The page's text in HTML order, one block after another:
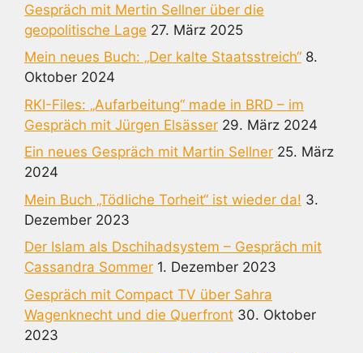
Gespräch mit Mertin Sellner über die
geopolitische Lage 27. März 2025
Mein neues Buch: „Der kalte Staatsstreich“ 8.
Oktober 2024
RKI-Files: „Aufarbeitung“ made in BRD – im
Gespräch mit Jürgen Elsässer 29. März 2024
Ein neues Gespräch mit Martin Sellner 25. März
2024
Mein Buch „Tödliche Torheit“ ist wieder da! 3.
Dezember 2023
Der Islam als Dschihadsystem – Gespräch mit
Cassandra Sommer 1. Dezember 2023
Gespräch mit Compact TV über Sahra
Wagenknecht und die Querfront 30. Oktober
2023